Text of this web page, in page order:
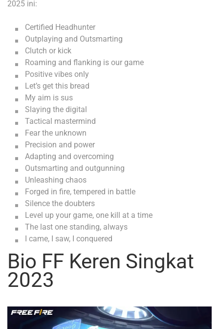
2025 ini:
Certified Headhunter
Outplaying and Outsmarting
Clutch or kick
Roaming and flanking is our game
Positive vibes only
Let’s get this bread
My aim is sus
Slaying the digital
Tactical mastermind
Fear the unknown
Precision and power
Adapting and overcoming
Outsmarting and outgunning
Unleashing chaos
Forged in fire, tempered in battle
Silence the doubters
Level up your game, one kill at a time
The last one standing, always
I came, I saw, I conquered
Bio FF Keren Singkat
2023